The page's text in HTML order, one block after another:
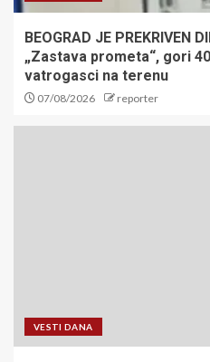
BEOGRAD JE PREKRIVEN
„Zastava prometa“, gori
vatrogasci na terenu
07/08/2026 reporter
VESTI DANA